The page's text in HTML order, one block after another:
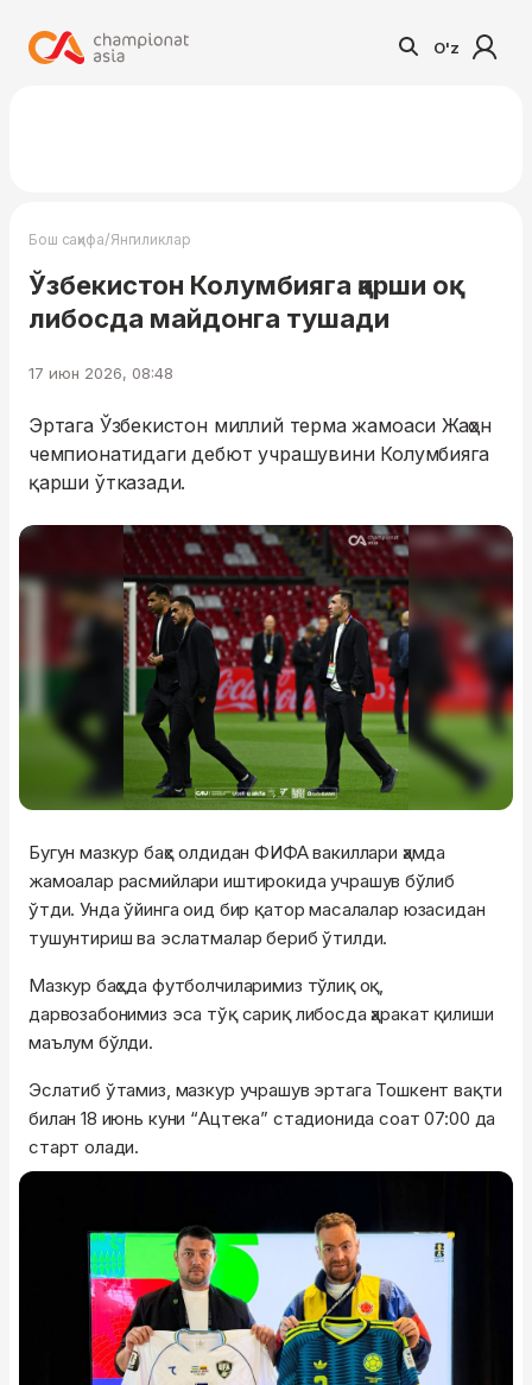
O'z
Бош саҳифа/Янгиликлар
Ўзбекистон Колумбияга қарши оқ
либосда майдонга тушади
17 июн 2026, 08:48
Эртага Ўзбекистон миллий терма жамоаси Жаҳон
чемпионатидаги дебют учрашувини Колумбияга
қарши ўтказади.
Бугун мазкур баҳс олдидан ФИФА вакиллари ҳамда
жамоалар расмийлари иштирокида учрашув бўлиб
ўтди. Унда ўйинга оид бир қатор масалалар юзасидан
тушунтириш ва эслатмалар бериб ўтилди.
Мазкур баҳсда футболчиларимиз тўлиқ оқ,
дарвозабонимиз эса тўқ сариқ либосда ҳаракат қилиши
маълум бўлди.
Эслатиб ўтамиз, мазкур учрашув эртага Тошкент вақти
билан 18 июнь куни “Ацтека” стадионида соат 07:00 да
старт олади.